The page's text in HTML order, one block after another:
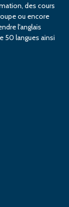
des cours
ou encore
l'anglais
50 langues ainsi